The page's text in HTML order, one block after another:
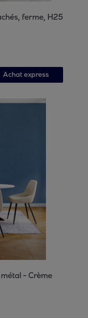
ferme, H25
Achat express
- Crème